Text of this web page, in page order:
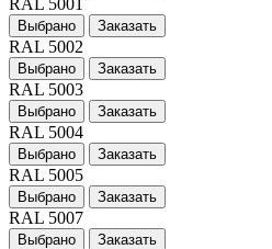
Выбрано Заказать
RAL 5002
Выбрано Заказать
RAL 5003
Выбрано Заказать
RAL 5004
Выбрано Заказать
RAL 5005
Выбрано Заказать
RAL 5007
Выбрано Заказать